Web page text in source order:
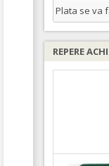
Plata se va
REPERE